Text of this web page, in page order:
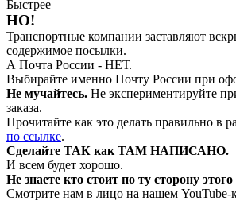
Быстрее
НО!
Транспортные компании заставляют
содержимое посылки.
А Почта России - НЕТ.
Выбирайте именно Почту России при
Не мучайтесь. Не экспериментируйте
заказа.
Прочитайте как это делать правильно в
по ссылке.
Сделайте ТАК как ТАМ НАПИСАНО.
И всем будет хорошо.
Не знаете кто стоит по ту сторону этого
Смотрите нам в лицо на нашем YouTube-